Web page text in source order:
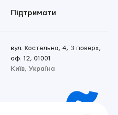
Підтримати
вул. Костельна, 4, 3 поверх,
оф. 12, 01001
Київ, Україна